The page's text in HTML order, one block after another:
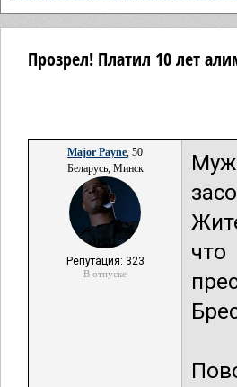
Прозрел! Платил 10 лет
Major Payne, 50
Беларусь, Минск
Репутация: 323
В отпуске